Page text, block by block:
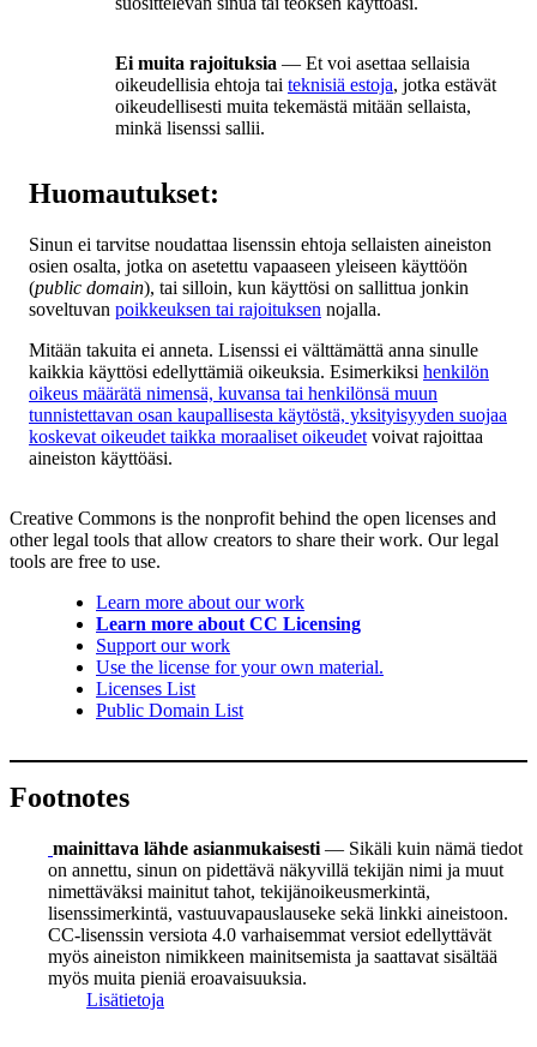
Ei muita rajoituksia — Et voi asettaa sellaisia
oikeudellisia ehtoja tai teknisiä estoja, jotka estävät
oikeudellisesti muita tekemästä mitään sellaista,
minkä lisenssi sallii.
Huomautukset:
Sinun ei tarvitse noudattaa lisenssin ehtoja sellaisten aineiston
osien osalta, jotka on asetettu vapaaseen yleiseen käyttöön
(public domain), tai silloin, kun käyttösi on sallittua jonkin
soveltuvan poikkeuksen tai rajoituksen nojalla.
Mitään takuita ei anneta. Lisenssi ei välttämättä anna sinulle
kaikkia käyttösi edellyttämiä oikeuksia. Esimerkiksi henkilön
oikeus määrätä nimensä, kuvansa tai henkilönsä muun
tunnistettavan osan kaupallisesta käytöstä, yksityisyyden suojaa
koskevat oikeudet taikka moraaliset oikeudet voivat rajoittaa
aineiston käyttöäsi.
Creative Commons is the nonprofit behind the open licenses and
other legal tools that allow creators to share their work. Our legal
tools are free to use.
Learn more about our work
Learn more about CC Licensing
Support our work
Use the license for your own material.
Licenses List
Public Domain List
Footnotes
mainittava lähde asianmukaisesti — Sikäli kuin nämä tiedot
on annettu, sinun on pidettävä näkyvillä tekijän nimi ja muut
nimettäväksi mainitut tahot, tekijänoikeusmerkintä,
lisenssimerkintä, vastuuvapauslauseke sekä linkki aineistoon.
CC-lisenssin versiota 4.0 varhaisemmat versiot edellyttävät
myös aineiston nimikkeen mainitsemista ja saattavat sisältää
myös muita pieniä eroavaisuuksia.
Lisätietoja